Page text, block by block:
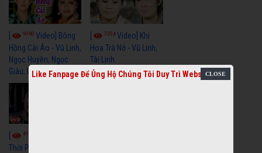
9060 Video] Bông
Hồng Cài Áo - Vũ Linh,
Ngọc Huyền, Ngọc
Giàu, Diệp Lang
7354Video] Khi
Hoa Trà Nở - Vũ Linh,
Tài Linh
4111
Thời Phóng Đãng - Vũ
Like Fanpage Để Ủng Hộ Chúng Tôi Duy Trì Website